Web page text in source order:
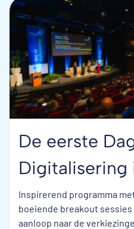
De eerste
Inspirerend programma
boeiende breakout
aanloop naar de